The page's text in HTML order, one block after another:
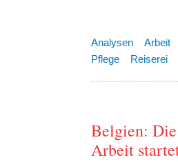
Analysen Arbeit
Pflege
Reiserei
Belgien: Die
Arbeit